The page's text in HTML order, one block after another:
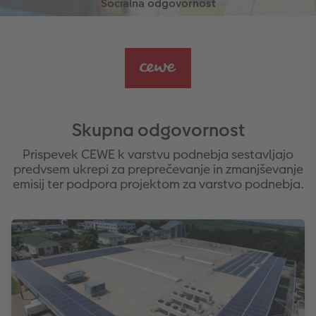
Skupna odgovornost
Prispevek CEWE k varstvu podnebja sestavljajo
predvsem ukrepi za preprečevanje in zmanjševanje
emisij ter podpora projektom za varstvo podnebja.